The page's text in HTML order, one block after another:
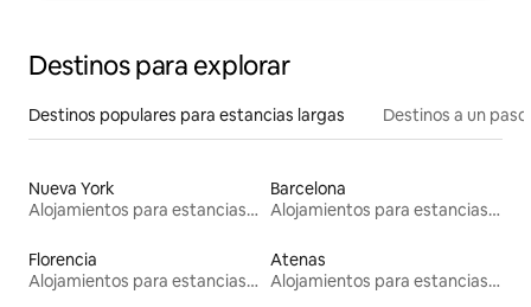
Destinos para explorar
Destinos populares para estancias largas Destinos a un
Nueva York
Alojamientos para estancias largas
Barcelona
Alojamientos para estancias largas
Florencia
Alojamientos para estancias largas
Atenas
Alojamientos para estancias largas